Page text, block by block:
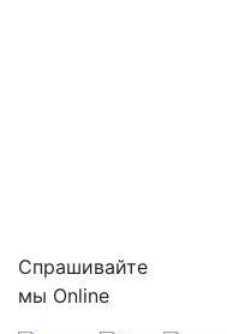
Спрашивайте
мы Online